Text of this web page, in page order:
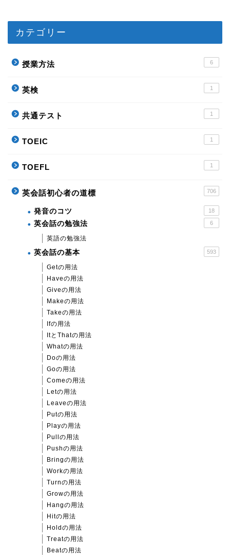
カテゴリー
授業方法 6
英検 1
共通テスト 1
TOEIC 1
TOEFL 1
英会話初心者の道標 706
発音のコツ 18
英会話の勉強法 6
英語の勉強法
英会話の基本 593
Getの用法
Haveの用法
Giveの用法
Makeの用法
Takeの用法
Ifの用法
ItとThatの用法
Whatの用法
Doの用法
Goの用法
Comeの用法
Letの用法
Leaveの用法
Putの用法
Playの用法
Pullの用法
Pushの用法
Bringの用法
Workの用法
Turnの用法
Growの用法
Hangの用法
Hitの用法
Holdの用法
Treatの用法
Beatの用法